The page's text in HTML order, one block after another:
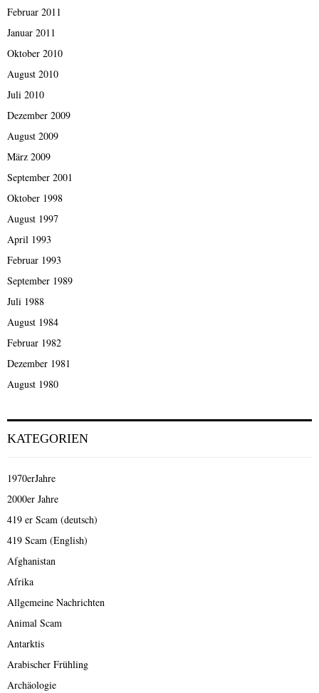
Februar 2011
Januar 2011
Oktober 2010
August 2010
Juli 2010
Dezember 2009
August 2009
März 2009
September 2001
Oktober 1998
August 1997
April 1993
Februar 1993
September 1989
Juli 1988
August 1984
Februar 1982
Dezember 1981
August 1980
KATEGORIEN
1970erJahre
2000er Jahre
419 er Scam (deutsch)
419 Scam (English)
Afghanistan
Afrika
Allgemeine Nachrichten
Animal Scam
Antarktis
Arabischer Frühling
Archäologie